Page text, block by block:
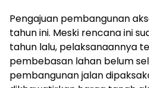
Pengajuan pembangunan
tahun ini. Meski rencana ini
tahun lalu, pelaksanaannya
pembebasan lahan belum
pembangunan jalan